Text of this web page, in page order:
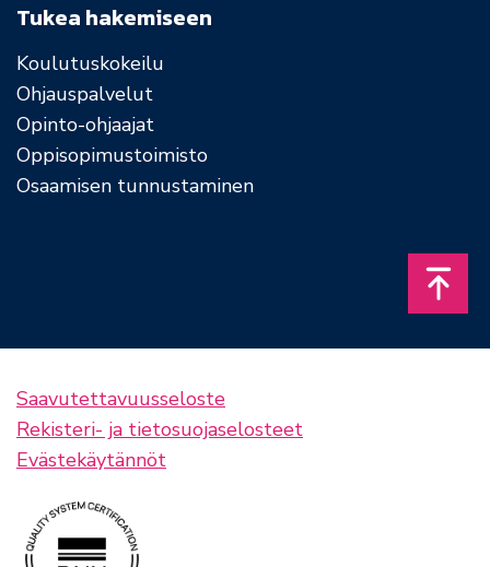
Tukea hakemiseen
Koulutuskokeilu
Ohjauspalvelut
Opinto-ohjaajat
Oppisopimustoimisto
Osaamisen tunnustaminen
Saavutettavuusseloste
Rekisteri- ja tietosuojaselosteet
Evästekäytännöt